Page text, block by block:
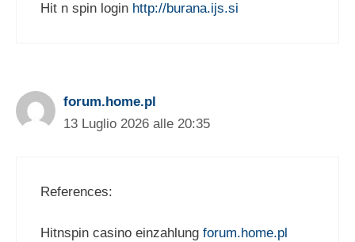
Hit n spin login http://burana.ijs.si
forum.home.pl
13 Luglio 2026 alle 20:35
References:
Hitnspin casino einzahlung forum.home.pl